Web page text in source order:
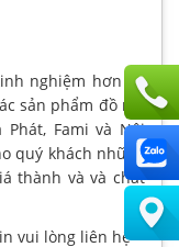
nghiệm hơn 20
sản phẩm đồ nội
Fami và Nội
quý khách những
thành và và chất
vui lòng liên hệ